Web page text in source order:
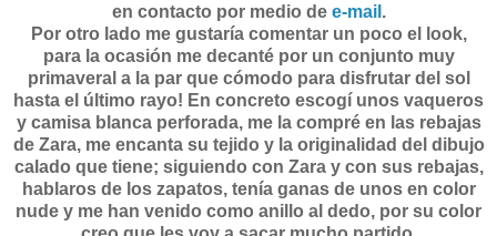
en contacto por medio de e-mail .
Por otro lado me gustaría comentar un poco el look,
para la ocasión me decanté por un conjunto muy
primaveral a la par que cómodo para disfrutar del sol
hasta el último rayo! En concreto escogí unos vaqueros
y camisa blanca perforada, me la compré en las rebajas
de Zara, me encanta su tejido y la originalidad del dibujo
calado que tiene; siguiendo con Zara y con sus rebajas,
hablaros de los zapatos, tenía ganas de unos en color
nude y me han venido como anillo al dedo, por su color